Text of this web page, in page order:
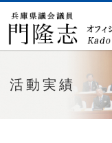
活動実績